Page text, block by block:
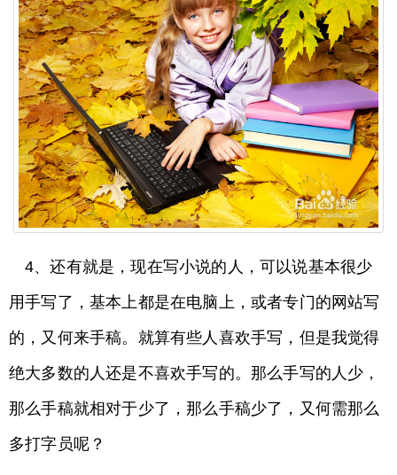
4、还有就是，现在写小说的人，可以说基本很少
用手写了，基本上都是在电脑上，或者专门的网站写
的，又何来手稿。就算有些人喜欢手写，但是我觉得
绝大多数的人还是不喜欢手写的。那么手写的人少，
那么手稿就相对于少了，那么手稿少了，又何需那么
多打字员呢？